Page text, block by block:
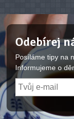
Odebírej
Posíláme tipy na
Informujeme o